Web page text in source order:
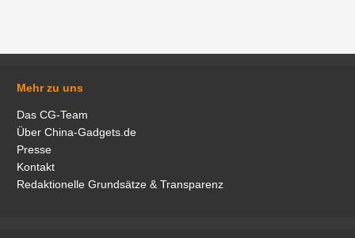
Mehr zu uns
Das CG-Team
Über China-Gadgets.de
Presse
Kontakt
Redaktionelle Grundsätze & Transparenz